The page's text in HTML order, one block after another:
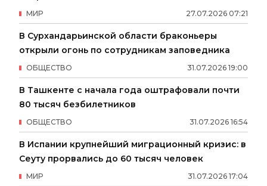
27.07.2026 07:21
МИР
В Сурхандарьинской области браконьеры
открыли огонь по сотрудникам заповедника
31.07.2026 19:00
ОБЩЕСТВО
В Ташкенте с начала года оштрафовали почти
80 тысяч безбилетников
31.07.2026 16:54
ОБЩЕСТВО
В Испании крупнейший миграционный кризис: в
Сеуту прорвались до 60 тысяч человек
31.07.2026 17:04
МИР